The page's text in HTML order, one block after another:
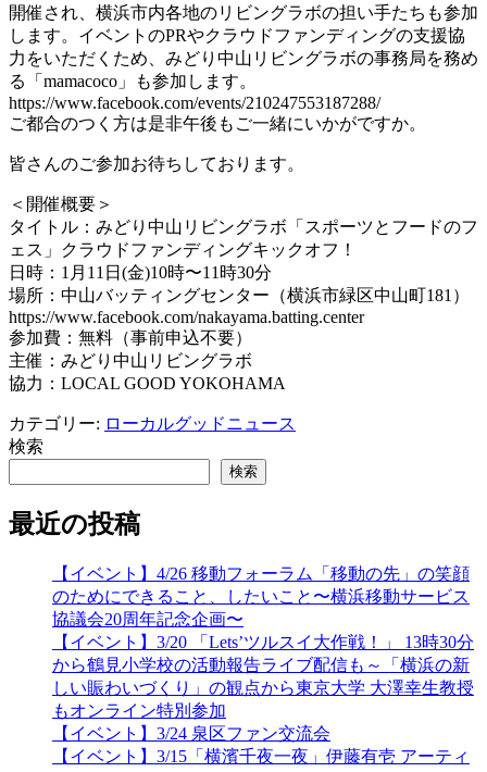
開催され、横浜市内各地のリビングラボの担い手たちも参加
します。イベントのPRやクラウドファンディングの支援協
力をいただくため、みどり中山リビングラボの事務局を務め
る「mamacoco」も参加します。
https://www.facebook.com/events/210247553187288/
ご都合のつく方は是非午後もご一緒にいかがですか。
皆さんのご参加お待ちしております。
＜開催概要＞
タイトル：みどり中山リビングラボ「スポーツとフードのフ
ェス」クラウドファンディングキックオフ！
日時：1月11日(金)10時〜11時30分
場所：中山バッティングセンター（横浜市緑区中山町181）
https://www.facebook.com/nakayama.batting.center
参加費：無料（事前申込不要）
主催：みどり中山リビングラボ
協力：LOCAL GOOD YOKOHAMA
カテゴリー: ローカルグッドニュース
検索
検索
最近の投稿
【イベント】4/26 移動フォーラム「移動の先」の笑顔
のためにできること、したいこと〜横浜移動サービス
協議会20周年記念企画〜
【イベント】3/20 「Lets’ツルスイ大作戦！」 13時30分
から鶴見小学校の活動報告ライブ配信も～「横浜の新
しい賑わいづくり」の観点から東京大学 大澤幸生教授
もオンライン特別参加
【イベント】3/24 泉区ファン交流会
【イベント】3/15「横濱千夜一夜」伊藤有壱 アーティ